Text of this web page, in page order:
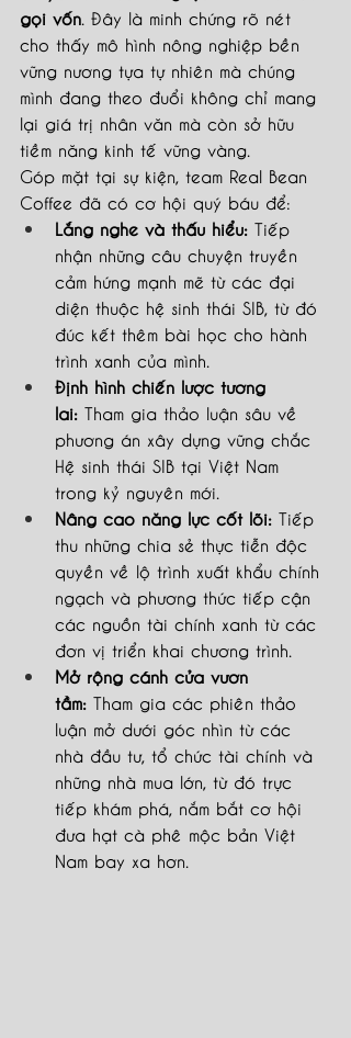
gọi vốn . Đây là minh chứng rõ nét
cho thấy mô hình nông nghiệp bền
vững nương tựa tự nhiên mà chúng
mình đang theo đuổi không chỉ mang
lại giá trị nhân văn mà còn sở hữu
tiềm năng kinh tế vững vàng.
Góp mặt tại sự kiện, team Real Bean
Coffee đã có cơ hội quý báu để:
Lắng nghe và thấu hiểu: Tiếp
nhận những câu chuyện truyền
cảm hứng mạnh mẽ từ các đại
diện thuộc hệ sinh thái SIB, từ đó
đúc kết thêm bài học cho hành
trình xanh của mình.
Định hình chiến lược tương
lai: Tham gia thảo luận sâu về
phương án xây dựng vững chắc
Hệ sinh thái SIB tại Việt Nam
trong kỷ nguyên mới.
Nâng cao năng lực cốt lõi: Tiếp
thu những chia sẻ thực tiễn độc
quyền về lộ trình xuất khẩu chính
ngạch và phương thức tiếp cận
các nguồn tài chính xanh từ các
đơn vị triển khai chương trình.
Mở rộng cánh cửa vươn
tầm: Tham gia các phiên thảo
luận mở dưới góc nhìn từ các
nhà đầu tư, tổ chức tài chính và
những nhà mua lớn, từ đó trực
tiếp khám phá, nắm bắt cơ hội
đưa hạt cà phê mộc bản Việt
Nam bay xa hơn.